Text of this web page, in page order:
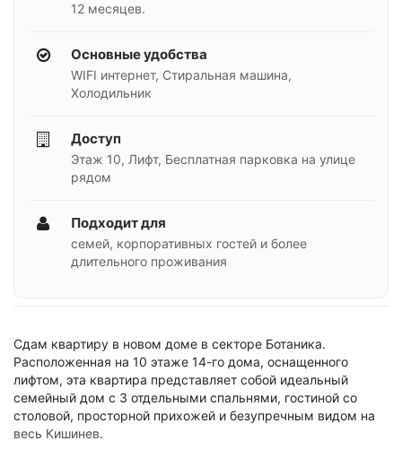
12 месяцев.
Основные удобства
WIFI интернет, Стиральная машина,
Холодильник
Доступ
Этаж 10, Лифт, Бесплатная парковка на улице
рядом
Подходит для
семей, корпоративных гостей и более
длительного проживания
Сдам квартиру в новом доме в секторе Ботаника.
Расположеннaя на 10 этаже 14-го дома, оснащенного
лифтом, эта квартира представляет собой идеальный
семейный дом с 3 отдельными спальнями, гостиной со
столовой, просторной прихожей и безупречным видом на
весь Кишинев.